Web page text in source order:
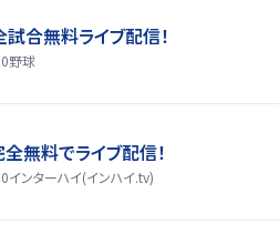
合無料ライブ配信！
野球
無料でライブ配信！
インターハイ(インハイ.tv)